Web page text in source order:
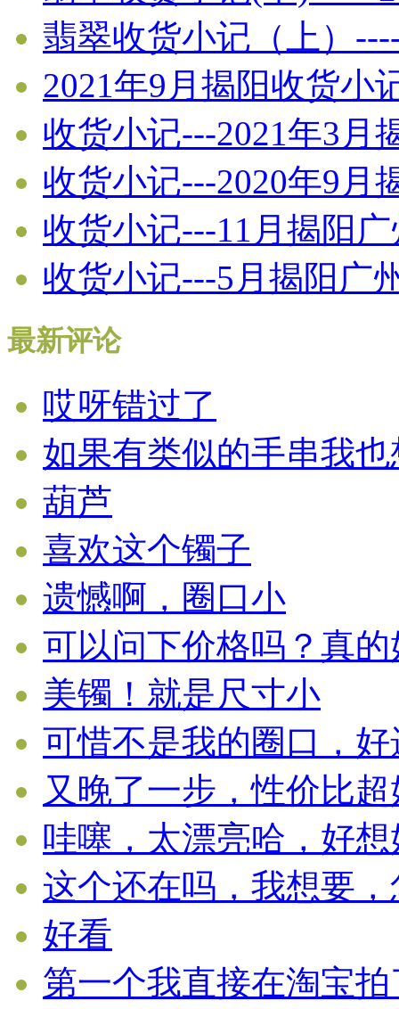
翡翠收货小记（上）
2021年9月揭阳收货小
收货小记---2021年3月
收货小记---2020年9月
收货小记---11月揭阳
收货小记---5月揭阳广
最新评论
哎呀错过了
如果有类似的手串我也
葫芦
喜欢这个镯子
遗憾啊，圈口小
可以问下价格吗？真的
美镯！就是尺寸小
可惜不是我的圈口，好
又晚了一步，性价比超
哇噻，太漂亮哈，好想
这个还在吗，我想要，
好看
第一个我直接在淘宝拍